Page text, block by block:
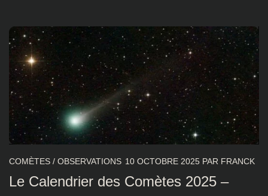
COMÈTES / OBSERVATIONS 10 OCTOBRE 2025 PAR FRANCK
Le Calendrier des Comètes 2025 –